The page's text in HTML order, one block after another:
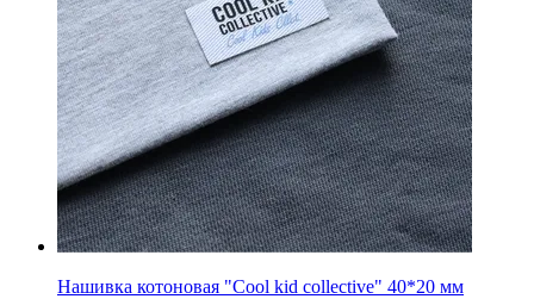
Нашивка котоновая "Cool kid collective" 40*20 мм